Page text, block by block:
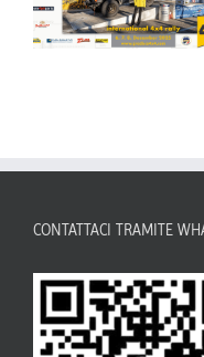
CONTATTACI TRAMITE